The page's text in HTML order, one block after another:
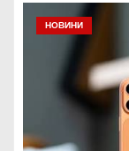
НОВИНИ